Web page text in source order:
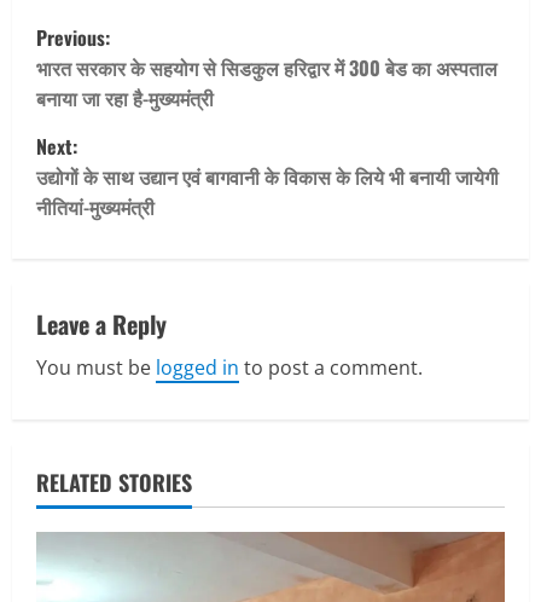
P
o
s
t
n
v
i
a
t
i
Previous:
भारत सरकार के सहयोग से सिडकुल हरिद्वार में 300 बेड का अस्पताल
बनाया जा रहा है-मुख्यमंत्री
Next:
उद्योगों के साथ उद्यान एवं बागवानी के विकास के लिये भी बनायी जायेगी
नीतियां-मुख्यमंत्री
Leave a Reply
You must be logged in to post a comment.
RELATED STORIES